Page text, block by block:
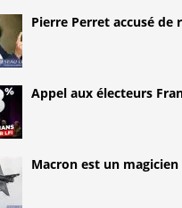
Pierre Perret accusé de
Appel aux électeurs
Macron est un magicien